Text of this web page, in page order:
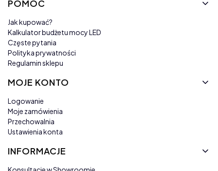
POMOC
Jak kupować?
Kalkulator budżetu mocy LED
Częste pytania
Polityka prywatności
Regulamin sklepu
MOJE KONTO
Logowanie
Moje zamówienia
Przechowalnia
Ustawienia konta
INFORMACJE